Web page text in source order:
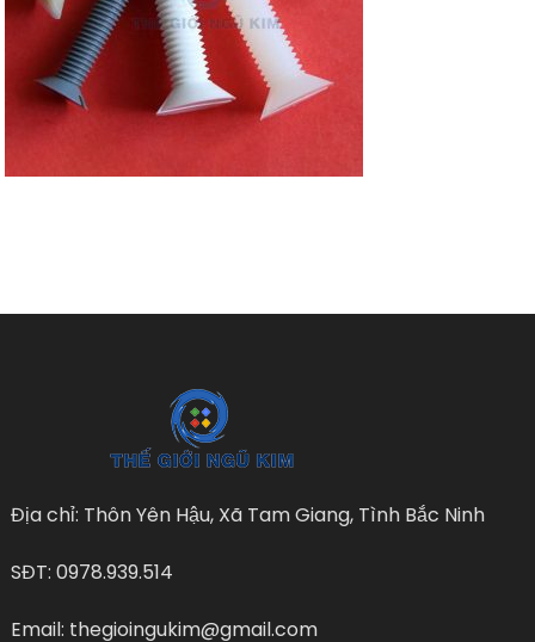
Địa chỉ: Thôn Yên Hậu, Xã Tam Giang, Tình Bắc Ninh
SĐT: 0978.939.514
Email: thegioingukim@gmail.com